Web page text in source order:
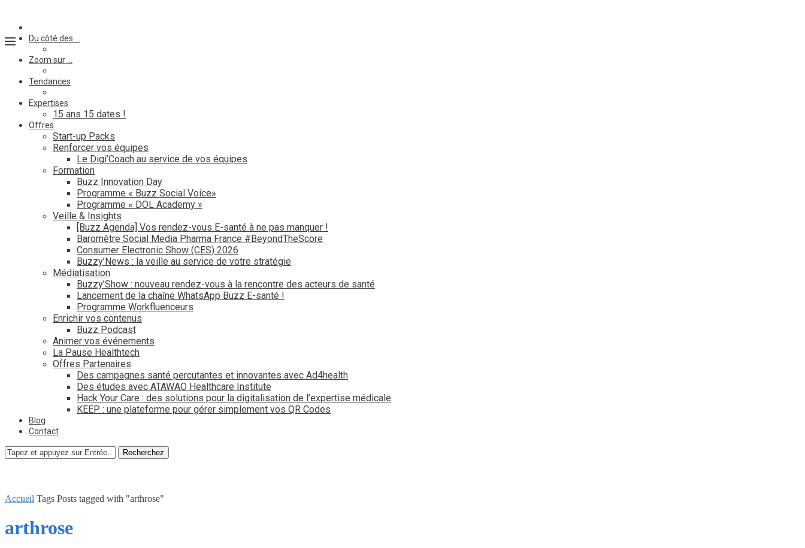
Du côté des …
Zoom sur …
Tendances
Expertises
15 ans 15 dates !
Offres
Start-up Packs
Renforcer vos équipes
Le Digi’Coach au service de vos équipes
Formation
Buzz Innovation Day
Programme « Buzz Social Voice»
Programme « DOL Academy »
Veille & Insights
[Buzz Agenda] Vos rendez-vous E-santé à ne pas manquer !
Baromètre Social Media Pharma France #BeyondTheScore
Consumer Electronic Show (CES) 2026
Buzzy’News : la veille au service de votre stratégie
Médiatisation
Buzzy’Show : nouveau rendez-vous à la rencontre des acteurs de santé
Lancement de la chaîne WhatsApp Buzz E-santé !
Programme Workfluenceurs
Enrichir vos contenus
Buzz Podcast
Animer vos événements
La Pause Healthtech
Offres Partenaires
Des campagnes santé percutantes et innovantes avec Ad4health
Des études avec ATAWAO Healthcare Institute
Hack Your Care : des solutions pour la digitalisation de l’expertise médicale
KEEP : une plateforme pour gérer simplement vos QR Codes
Blog
Contact
Recherchez
Accueil Tags Posts tagged with "arthrose"
arthrose